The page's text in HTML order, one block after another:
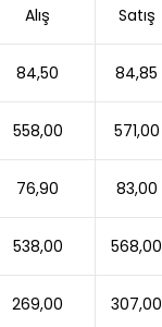
Alış Satış
84,50 84,85
558,00 571,00
76,90 83,00
538,00 568,00
269,00 307,00